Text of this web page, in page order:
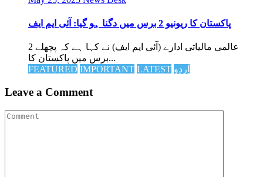
پاکستان کا ریونیو 2 برس میں دگنا ہو گیا: آئی ایم ایف
عالمی مالیاتی ادارے (آئی ایم ایف) نے کہا ہے کہ پچھلے 2
برس میں پاکستان کا...
FEATURED IMPORTANT LATEST اردو
Leave a Comment